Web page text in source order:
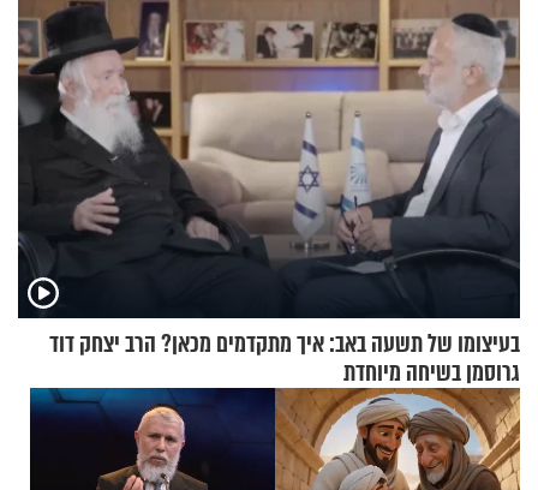
בעיצומו של תשעה באב: איך מתקדמים מכאן? הרב יצחק דוד
גרוסמן בשיחה מיוחדת